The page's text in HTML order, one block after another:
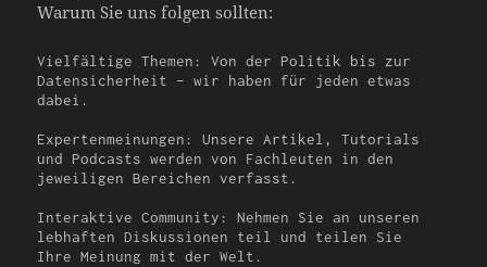
Warum Sie uns folgen sollten:
Vielfältige Themen: Von der Politik bis zur
Datensicherheit – wir haben für jeden etwas
dabei.
Expertenmeinungen: Unsere Artikel, Tutorials
und Podcasts werden von Fachleuten in den
jeweiligen Bereichen verfasst.
Interaktive Community: Nehmen Sie an unseren
lebhaften Diskussionen teil und teilen Sie
Ihre Meinung mit der Welt.